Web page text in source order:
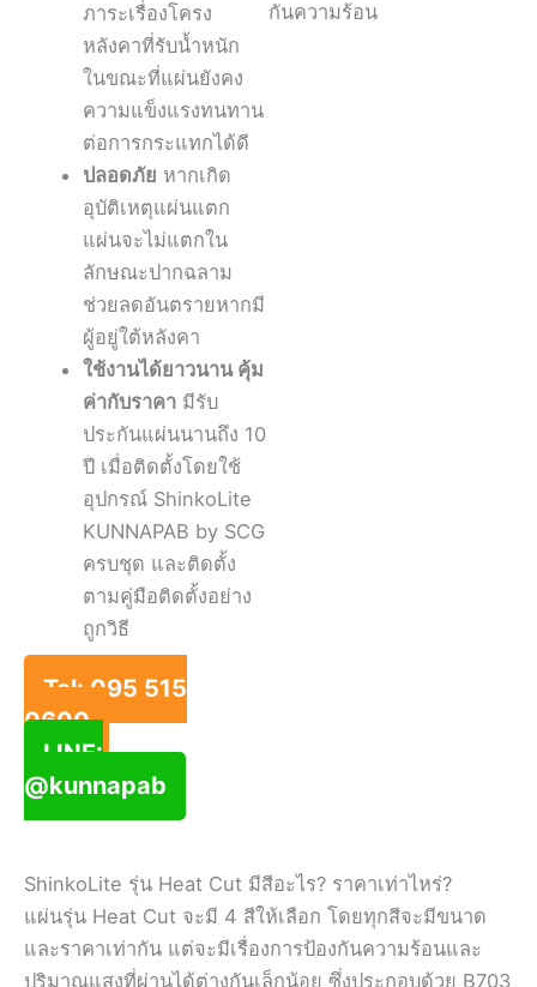
ภาระเรื่องโครง
หลังคาที่รับน้ำหนัก
ในขณะที่แผ่นยังคง
ความแข็งแรงทนทาน
ต่อการกระแทกได้ดี
ปลอดภัย หากเกิด
อุบัติเหตุแผ่นแตก
แผ่นจะไม่แตกใน
ลักษณะปากฉลาม
ช่วยลดอันตรายหากมี
ผู้อยู่ใต้หลังคา
ใช้งานได้ยาวนาน คุ้ม
ค่ากับราคา มีรับ
ประกันแผ่นนานถึง 10
ปี เมื่อติดตั้งโดยใช้
อุปกรณ์ ShinkoLite
KUNNAPAB by SCG
ครบชุด และติดตั้ง
ตามคู่มือติดตั้งอย่าง
ถูกวิธี
Tel: 095 515
0600
LINE:
@kunnapab
ShinkoLite รุ่น Heat Cut มีสีอะไร? ราคาเท่าไหร่?
แผ่นรุ่น Heat Cut จะมี 4 สีให้เลือก โดยทุกสีจะมีขนาด
และราคาเท่ากัน แต่จะมีเรื่องการป้องกันความร้อนและ
ปริมาณแสงที่ผ่านได้ต่างกันเล็กน้อย ซึ่งประกอบด้วย B703